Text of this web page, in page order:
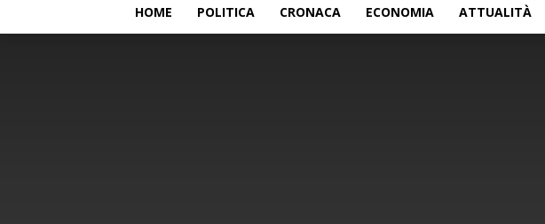
HOME POLITICA CRONACA ECONOMIA ATTUALITÀ